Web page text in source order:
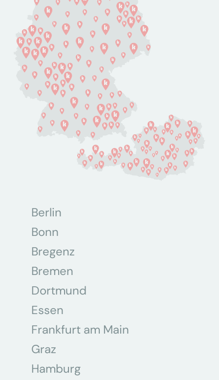
Berlin
Bonn
Bregenz
Bremen
Dortmund
Essen
Frankfurt am Main
Graz
Hamburg